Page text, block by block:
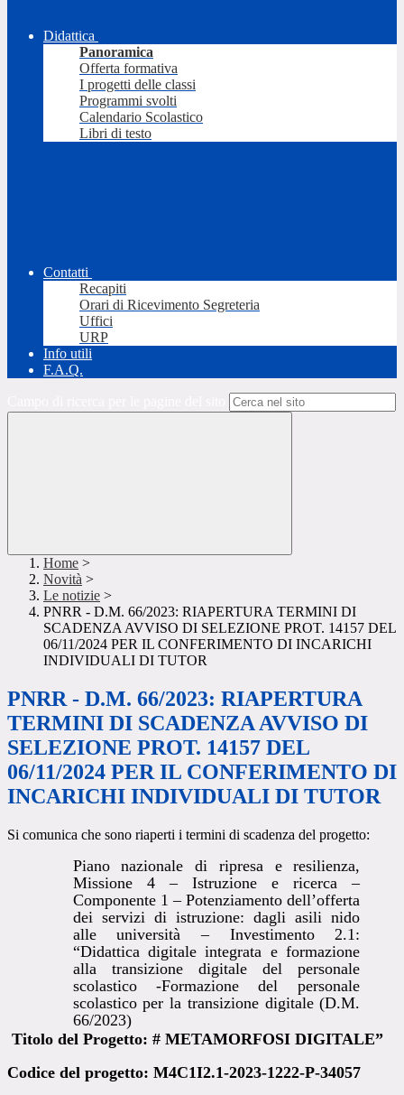
Didattica
Panoramica
Offerta formativa
I progetti delle classi
Programmi svolti
Calendario Scolastico
Libri di testo
Contatti
Recapiti
Orari di Ricevimento Segreteria
Uffici
URP
Info utili
F.A.Q.
Home >
Novità >
Le notizie >
PNRR - D.M. 66/2023: RIAPERTURA TERMINI DI
SCADENZA AVVISO DI SELEZIONE PROT. 14157 DEL
06/11/2024 PER IL CONFERIMENTO DI INCARICHI
INDIVIDUALI DI TUTOR
PNRR - D.M. 66/2023: RIAPERTURA
TERMINI DI SCADENZA AVVISO DI
SELEZIONE PROT. 14157 DEL
06/11/2024 PER IL CONFERIMENTO DI
INCARICHI INDIVIDUALI DI TUTOR
Si comunica che sono riaperti i termini di scadenza del progetto:
Piano nazionale di ripresa e resilienza,
Missione 4 – Istruzione e ricerca –
Componente 1 – Potenziamento dell’offerta
dei servizi di istruzione: dagli asili nido
alle università – Investimento 2.1:
“Didattica digitale integrata e formazione
alla
transizione digitale del
personale
scolastico
-Formazione
del personale
scolastico per la transizione digitale (D.M.
66/2023)
Titolo del Progetto: # METAMORFOSI DIGITALE”
Codice del progetto: M4C1I2.1-2023-1222-P-34057